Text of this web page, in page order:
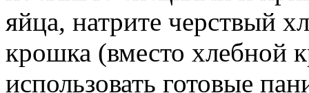
яйца, натрите черствый
крошка (вместо хлебной
использовать готовые